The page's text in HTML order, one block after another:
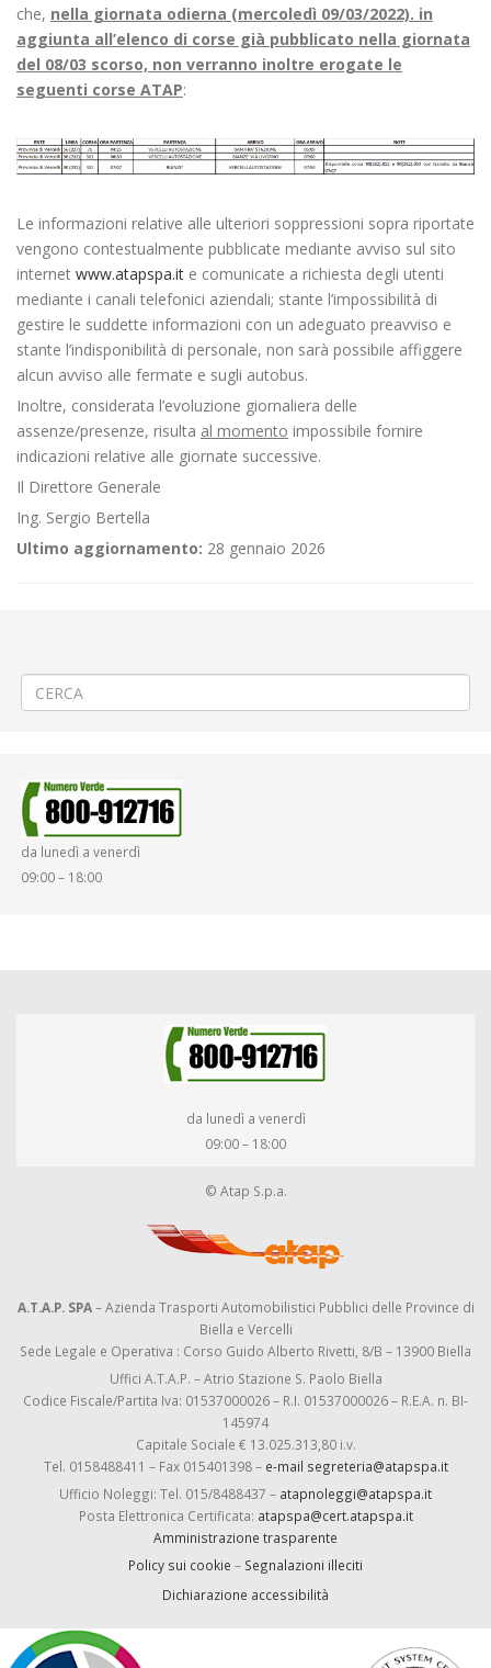
che, nella giornata odierna (mercoledì 09/03/2022). in
aggiunta all’elenco di corse già pubblicato nella giornata
del 08/03 scorso, non verranno inoltre erogate le
seguenti corse ATAP:
Le informazioni relative alle ulteriori soppressioni sopra riportate
vengono contestualmente pubblicate mediante avviso sul sito
internet www.atapspa.it e comunicate a richiesta degli utenti
mediante i canali telefonici aziendali; stante l’impossibilità di
gestire le suddette informazioni con un adeguato preavviso e
stante l’indisponibilità di personale, non sarà possibile affiggere
alcun avviso alle fermate e sugli autobus.
Inoltre, considerata l’evoluzione giornaliera delle
assenze/presenze, risulta al momento impossibile fornire
indicazioni relative alle giornate successive.
Il Direttore Generale
Ing. Sergio Bertella
Ultimo aggiornamento: 28 gennaio 2026
da lunedì a venerdì
09:00 – 18:00
da lunedì a venerdì
09:00 – 18:00
© Atap S.p.a.
A.T.A.P. SPA– Azienda Trasporti Automobilistici Pubblici delle Province di
Biella e Vercelli
Sede Legale e Operativa : Corso Guido Alberto Rivetti, 8/B – 13900 Biella
Uffici A.T.A.P. – Atrio Stazione S. Paolo Biella
Codice Fiscale/Partita Iva: 01537000026 – R.I. 01537000026 – R.E.A. n. BI-
145974
Capitale Sociale € 13.025.313,80 i.v.
Tel. 0158488411 – Fax 015401398 – e-mail segreteria@atapspa.it
Ufficio Noleggi: Tel. 015/8488437 – atapnoleggi@atapspa.it
Posta Elettronica Certificata: atapspa@cert.atapspa.it
Amministrazione trasparente
Policy sui cookie – Segnalazioni illeciti
Dichiarazione accessibilità